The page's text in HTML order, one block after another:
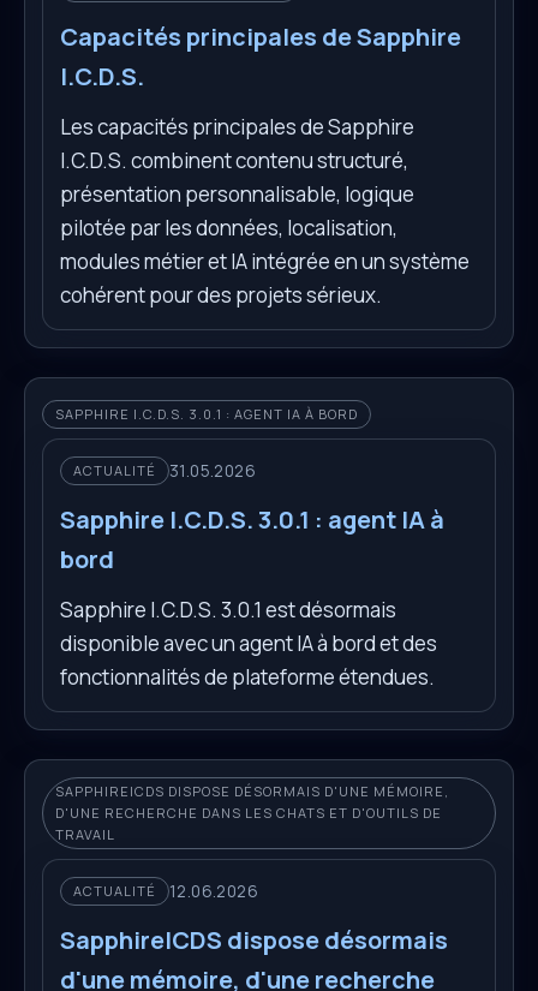
Capacités principales de Sapphire
I.C.D.S.
Les capacités principales de Sapphire
I.C.D.S. combinent contenu structuré,
présentation personnalisable, logique
pilotée par les données, localisation,
modules métier et IA intégrée en un système
cohérent pour des projets sérieux.
SAPPHIRE I.C.D.S. 3.0.1 : AGENT IA À BORD
ACTUALITÉ 31.05.2026
Sapphire I.C.D.S. 3.0.1 : agent IA à
bord
Sapphire I.C.D.S. 3.0.1 est désormais
disponible avec un agent IA à bord et des
fonctionnalités de plateforme étendues.
SAPPHIREICDS DISPOSE DÉSORMAIS D'UNE MÉMOIRE,
D'UNE RECHERCHE DANS LES CHATS ET D'OUTILS DE
TRAVAIL
ACTUALITÉ 12.06.2026
SapphireICDS dispose désormais
d'une mémoire, d'une recherche